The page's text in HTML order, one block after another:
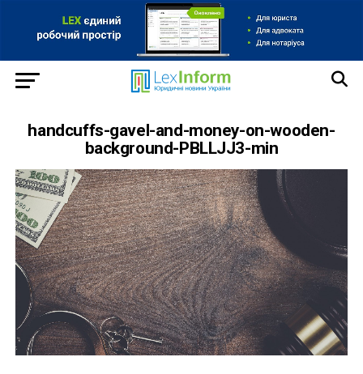
handcuffs-gavel-and-money-on-wooden-
background-PBLLJJ3-min